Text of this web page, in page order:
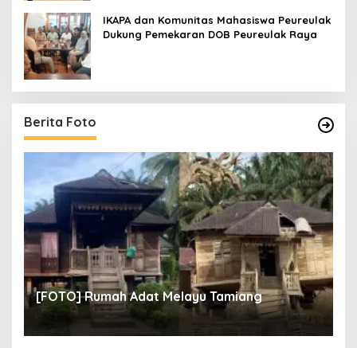
IKAPA dan Komunitas Mahasiswa Peureulak
Dukung Pemekaran DOB Peureulak Raya
Berita Foto
[FOTO] Rumah Adat Melayu Tamiang